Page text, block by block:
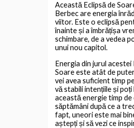
Această Eclipsă de
Berbec are energia
viitor. Este o eclipsă
înainte și a îmbrățișa
schimbare, de a vedea
unui nou capitol.
Energia din jurul acestei
Soare este atât de
vei avea suficient timp
vă stabili intențiile și poți
această energie timp de
săptămâni după ce a
fapt, uneori este mai
aștepți și să vezi ce